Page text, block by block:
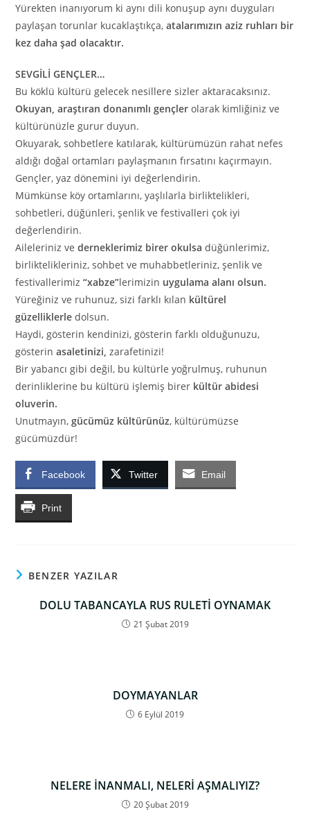
Yürekten inanıyorum ki aynı dili konuşup aynı duyguları
paylaşan torunlar kucaklaştıkça,atalarımızın aziz ruhları bir
kez daha şad olacaktır.
SEVGİLİ GENÇLER…
Bu köklü kültürü gelecek nesillere sizler aktaracaksınız.
Okuyan, araştıran donanımlı gençler olarak kimliğiniz ve
kültürünüzle gurur duyun.
Okuyarak, sohbetlere katılarak, kültürümüzün rahat nefes
aldığı doğal ortamları paylaşmanın fırsatını kaçırmayın.
Gençler, yaz dönemini iyi değerlendirin.
Mümkünse köy ortamlarını, yaşlılarla birliktelikleri,
sohbetleri, düğünleri, şenlik ve festivalleri çok iyi
değerlendirin.
Aileleriniz vederneklerimiz birer okulsa düğünlerimiz,
birliktelikleriniz, sohbet ve muhabbetleriniz, şenlik ve
festivallerimiz“xabze”lerimizin uygulama alanı olsun.
Yüreğiniz ve ruhunuz, sizi farklı kılan kültürel
güzelliklerle dolsun.
Haydi, gösterin kendinizi, gösterin farklı olduğunuzu,
gösterinasaletinizi, zarafetinizi!
Bir yabancı gibi değil, bu kültürle yoğrulmuş, ruhunun
derinliklerine bu kültürü işlemiş birer kültür abidesi
oluverin.
Unutmayın,gücümüz kültürünüz, kültürümüzse
gücümüzdür!
Facebook Twitter Email
Print
BENZER YAZILAR
DOLU TABANCAYLA RUS RULETİ OYNAMAK
21 Şubat 2019
DOYMAYANLAR
6 Eylül 2019
NELERE İNANMALI, NELERİ AŞMALIYIZ?
20 Şubat 2019